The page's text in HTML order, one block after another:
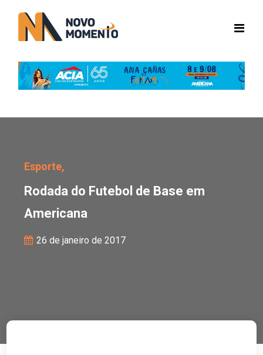
Esporte,
Rodada do Futebol de Base em
Americana
26 de janeiro de 2017